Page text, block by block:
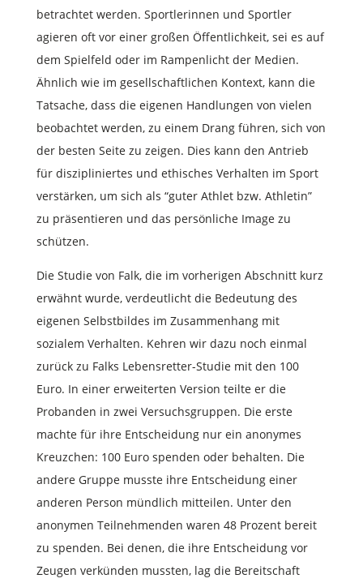
betrachtet werden. Sportlerinnen und Sportler
agieren oft vor einer großen Öffentlichkeit, sei es auf
dem Spielfeld oder im Rampenlicht der Medien.
Ähnlich wie im gesellschaftlichen Kontext, kann die
Tatsache, dass die eigenen Handlungen von vielen
beobachtet werden, zu einem Drang führen, sich von
der besten Seite zu zeigen. Dies kann den Antrieb
für diszipliniertes und ethisches Verhalten im Sport
verstärken, um sich als “guter Athlet bzw. Athletin”
zu präsentieren und das persönliche Image zu
schützen.
Die Studie von Falk, die im vorherigen Abschnitt kurz
erwähnt wurde, verdeutlicht die Bedeutung des
eigenen Selbstbildes im Zusammenhang mit
sozialem Verhalten. Kehren wir dazu noch einmal
zurück zu Falks Lebensretter-Studie mit den 100
Euro. In einer erweiterten Version teilte er die
Probanden in zwei Versuchsgruppen. Die erste
machte für ihre Entscheidung nur ein anonymes
Kreuzchen: 100 Euro spenden oder behalten. Die
andere Gruppe musste ihre Entscheidung einer
anderen Person mündlich mitteilen. Unter den
anonymen Teilnehmenden waren 48 Prozent bereit
zu spenden. Bei denen, die ihre Entscheidung vor
Zeugen verkünden mussten, lag die Bereitschaft